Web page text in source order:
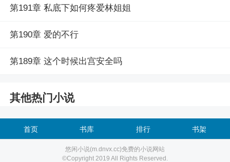
第191章 私底下如何疼爱林姐姐
第190章 爱的不行
第189章 这个时候出宫安全吗
其他热门小说
首页 书库 排行 书架
悠闲小说(m.dnvx.cc)免费的小说网站
©Copyright 2019 All Rights Reserved.